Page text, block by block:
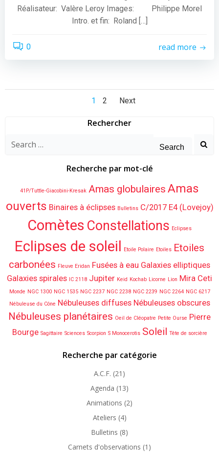
Réalisateur: Valère Leroy Images: Philippe Morel
Intro. et fin: Roland […]
0 read more
Posts
navigation
Page
1 Page
2
Posts
navigation
Next
Rechercher
Search
Recherche par mot-clé
41P/Tuttle-Giacobini-Kresak Amas globulaires Amas
ouverts Binaires à éclipses Bulletins C/2017 E4 (Lovejoy)
Comètes Constellations Eclipses
Eclipses de soleil Etoile Polaire Etoiles Etoiles
carbonées Fleuve Eridan Fusées à eau Galaxies elliptiques
Galaxies spirales IC 2118 Jupiter Keid Kochab Licorne Lion Mira Ceti
Monde NGC 1300 NGC 1535 NGC 2237 NGC 2238 NGC 2239 NGC 2264 NGC 6217
Nébuleuse du Cône Nébuleuses diffuses Nébuleuses obscures
Nébuleuses planétaires Oeil de Cléopatre Petite Ourse Pierre
Bourge Sagittaire Sciences Scorpion S Monocerotis Soleil Tête de sorcière
Recherche par catégorie
A.C.F. (21)
Agenda (13)
Animations (2)
Ateliers (4)
Bulletins (8)
Carnets d'observations (1)